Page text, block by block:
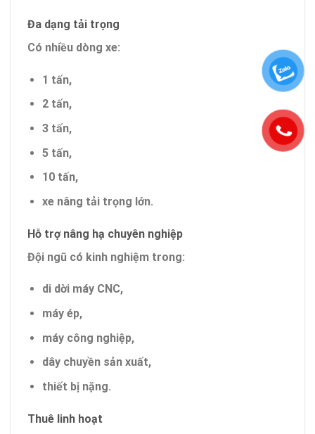
Đa dạng tải trọng
Có nhiều dòng xe:
1 tấn,
2 tấn,
3 tấn,
5 tấn,
10 tấn,
xe nâng tải trọng lớn.
Hỗ trợ nâng hạ chuyên nghiệp
Đội ngũ có kinh nghiệm trong:
di dời máy CNC,
máy ép,
máy công nghiệp,
dây chuyền sản xuất,
thiết bị nặng.
Thuê linh hoạt